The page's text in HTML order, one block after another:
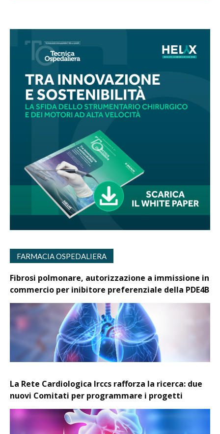
FARMACIA OSPEDALIERA
Fibrosi polmonare, autorizzazione a immissione in
commercio per inibitore preferenziale della PDE4B
La Rete Cardiologica Irccs rafforza la ricerca: due
nuovi Comitati per programmare i progetti